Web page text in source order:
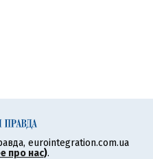
eurointegration.com.ua
про нас).